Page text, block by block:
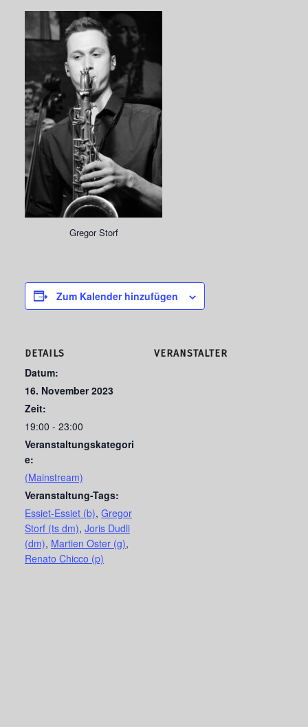
Gregor Storf
Zum Kalender hinzufügen
DETAILS
Datum:
16. November 2023
Zeit:
19:00 - 23:00
Veranstaltungskategori
e:
(Mainstream)
Veranstaltung-Tags:
Essiet-Essiet (b), Gregor
Storf (ts dm), Joris Dudli
(dm), Martien Oster (g),
Renato Chicco (p)
VERANSTALTER